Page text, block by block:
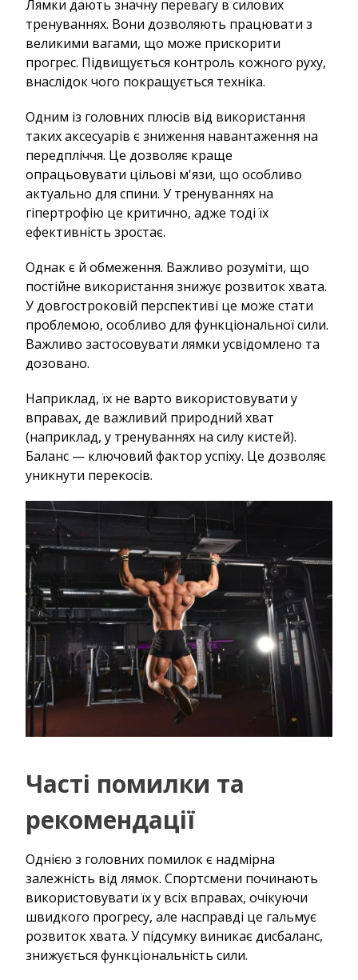
Лямки дають значну перевагу в силових
тренуваннях. Вони дозволяють працювати з
великими вагами, що може прискорити
прогрес. Підвищується контроль кожного руху,
внаслідок чого покращується техніка.
Одним із головних плюсів від використання
таких аксесуарів є зниження навантаження на
передпліччя. Це дозволяє краще
опрацьовувати цільові м'язи, що особливо
актуально для спини. У тренуваннях на
гіпертрофію це критично, адже тоді їх
ефективність зростає.
Однак є й обмеження. Важливо розуміти, що
постійне використання знижує розвиток хвата.
У довгостроковій перспективі це може стати
проблемою, особливо для функціональної сили.
Важливо застосовувати лямки усвідомлено та
дозовано.
Наприклад, їх не варто використовувати у
вправах, де важливий природний хват
(наприклад, у тренуваннях на силу кистей).
Баланс — ключовий фактор успіху. Це дозволяє
уникнути перекосів.
Часті помилки та
рекомендації
Однією з головних помилок є надмірна
залежність від лямок. Спортсмени починають
використовувати їх у всіх вправах, очікуючи
швидкого прогресу, але насправді це гальмує
розвиток хвата. У підсумку виникає дисбаланс,
знижується функціональність сили.